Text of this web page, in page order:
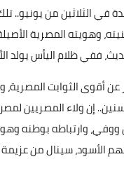
في الثلاثين من يونيو..
وهويته المصرية
عن أقوى الثوابت
إن ولاء المصريين
ووفي، وارتباطه بوطنه
الأسود، سينال من